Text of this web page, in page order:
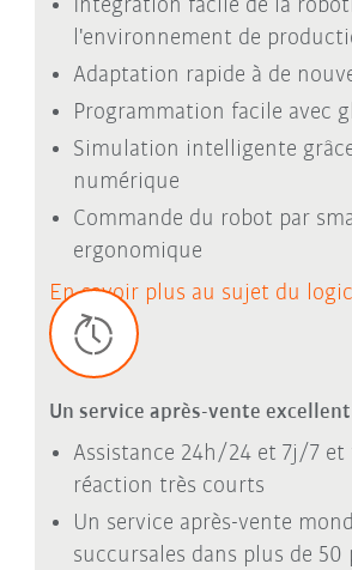
Intégration facile de la
l'environnement de
Adaptation rapide à de
Programmation facile avec
Simulation intelligente
numérique
Commande du robot par
ergonomique
En savoir plus au sujet du
Un service après-vente excellent
Assistance 24h/24 et 7j/7 et
réaction très courts
Un service après-vente
succursales dans plus de 50